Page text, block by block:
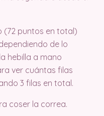
(72 puntos en total)
de lo
hebilla a mano
ver cuántas filas
3 filas en total.
coser la correa.